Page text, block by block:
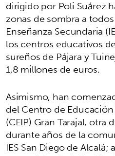
dirigido por Poli Suárez
zonas de sombra a
Enseñanza Secundaria
los centros educativos
sureños de Pájara y
1,8 millones de euros.
Asimismo, han
del Centro de
(CEIP) Gran Tarajal,
durante años de la
IES San Diego de Alcalá;